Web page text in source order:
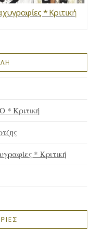
* Κριτική
* Κριτική
* Κριτική